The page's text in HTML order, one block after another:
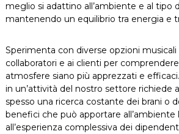
meglio si adattino all’ambiente e al tipo
mantenendo un equilibrio tra energia e
Sperimenta con diverse opzioni
collaboratori e ai clienti per
atmosfere siano più apprezzati e
in un’attività del nostro settore richiede
spesso una ricerca costante dei brani o
benefici che può apportare all’ambiente
all’esperienza complessiva dei